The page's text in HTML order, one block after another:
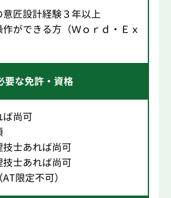
意匠設計経験３年以上
作ができる方（Ｗｏｒｄ・Ｅｘ
要な免許・資格
尚可
技士あれば尚可
技士あれば尚可
限定不可）